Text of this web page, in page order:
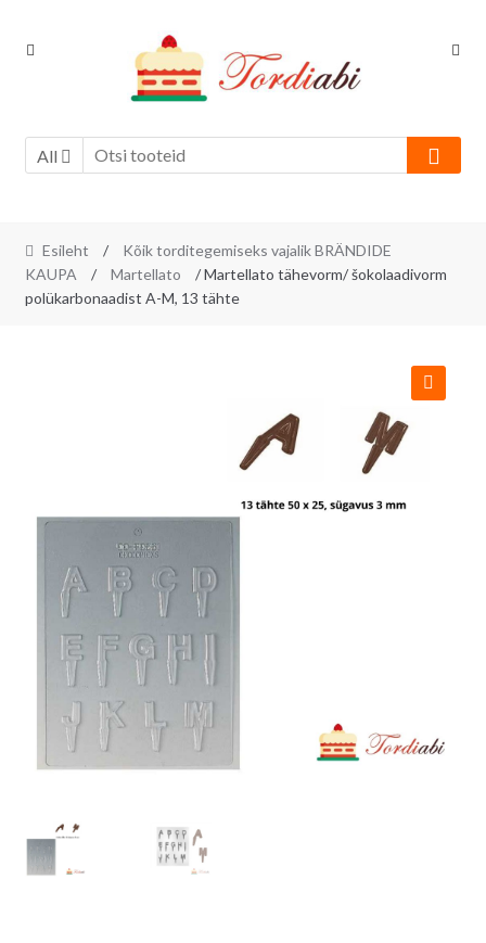
Skip
Skip
All
Esileht /
Kõik torditegemiseks vajalik BRÄNDIDE
KAUPA
/ Martellato
/ Martellato tähevorm/ šokolaadivorm
polükarbonaadist A-M, 13 tähte